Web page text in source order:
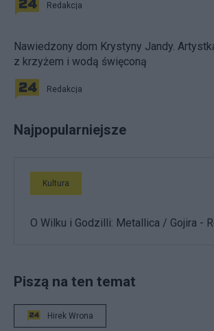
Redakcja
Nawiedzony dom Krystyny Jandy.
z krzyżem i wodą święconą
Redakcja
Najpopularniejsze
Kultura
O Wilku i Godzilli: Metallica / Gojira -
Piszą na ten temat
Hirek Wrona